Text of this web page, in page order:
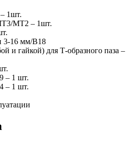
1шт.
MT2 – 1шт.
3-16 мм/В18
и гайкой) для Т-образного паза –
– 1 шт.
– 1 шт.